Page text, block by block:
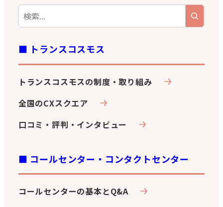
■ トランスコスモス
トランスコスモスの制度・取り組み
全国のCXスクエア
口コミ・評判・インタビュー
■ コールセンター・コンタクトセンター
コールセンターの基本とQ&A